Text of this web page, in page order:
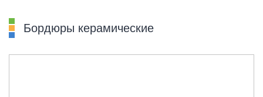
Бордюры керамические